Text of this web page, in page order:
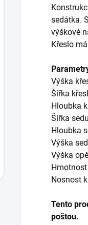
sedátka.
výškové
Křeslo
Výška
Šířka
Hloubka
Šířka
Hloubka
Výška
Výška
Nosnost
Tento
poštou.